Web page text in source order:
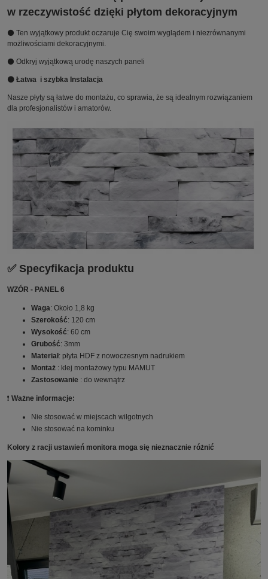
w rzeczywistość dzięki płytom dekoracyjnym
⚫ Ten wyjątkowy produkt oczaruje Cię swoim wyglądem i niezrównanymi
możliwościami dekoracyjnymi.
⚫ Odkryj wyjątkową urodę naszych paneli
⚫ Łatwa i szybka Instalacja
Nasze płyty są łatwe do montażu, co sprawia, że są idealnym rozwiązaniem
dla profesjonalistów i amatorów.
✅ Specyfikacja produktu
WZÓR - PANEL 6
Waga: Około 1,8 kg
Szerokość: 120 cm
Wysokość: 60 cm
Grubość: 3mm
Materiał: płyta HDF z nowoczesnym nadrukiem
Montaż : klej montażowy typu MAMUT
Zastosowanie : do wewnątrz
❗️ Ważne informacje:
Nie stosować w miejscach wilgotnych
Nie stosować na kominku
Kolory z racji ustawień monitora moga się nieznacznie różnić